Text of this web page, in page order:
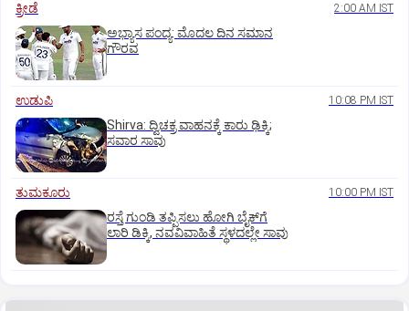
ಕ್ರೀಡೆ 2:00 AM IST
ಅಭ್ಯಾಸ ಪಂದ್ಯ: ಮೊದಲ ದಿನ ಸಮಾನ
ಗೌರವ
ಉಡುಪಿ 10:08 PM IST
Shirva: ದ್ವಿಚಕ್ರ ವಾಹನಕ್ಕೆ ಕಾರು ಢಿಕ್ಕಿ;
ಸವಾರ ಸಾವು
ತುಮಕೂರು 10:00 PM IST
ರಸ್ತೆ ಗುಂಡಿ ತಪ್ಪಿಸಲು ಹೋಗಿ ಬೈಕ್‌ಗೆ
ಲಾರಿ ಡಿಕ್ಕಿ, ನವವಿವಾಹಿತೆ ಸ್ಥಳದಲ್ಲೇ ಸಾವು